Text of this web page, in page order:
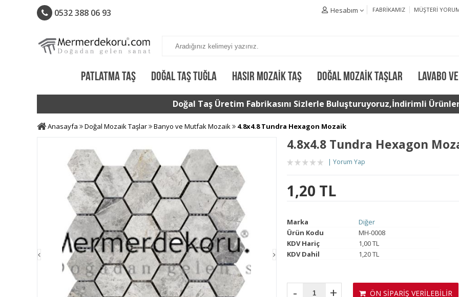
0532 388 06 93 FABRIKAMIZ MÜŞTERI
Hesabım
PATLATMA TAŞ DOĞAL TAŞ TUĞLA HASIR MOZAIK TAŞ DOĞAL MOZAIK TAŞLAR LAVABO
Doğal Taş Üretim Fabrikasını Sizlerle Buluşturuyoruz,İndirimli Ürünler
Anasayfa Doğal Mozaik Taşlar Banyo ve Mutfak Mozaik 4.8x4.8 Tundra Hexagon Mozaik
4.8x4.8 Tundra Hexagon
Yorum Yap
1,20 TL
Marka
Diğer
Ürün Kodu
MH-0008
KDV Hariç
1,00 TL
KDV Dahil
1,20 TL
- + ÖN SİPARİŞ VERİLEBİLİR